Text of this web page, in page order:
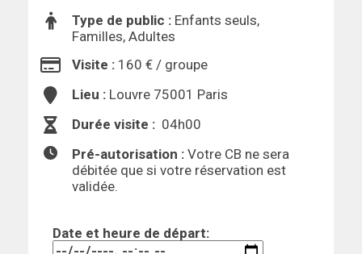
Type de public : Enfants seuls,
Familles, Adultes
Visite : 160 € / groupe
Lieu : Louvre 75001 Paris
Durée visite : 04h00
Pré-autorisation : Votre CB ne sera
débitée que si votre réservation est
validée.
Date et heure de départ: